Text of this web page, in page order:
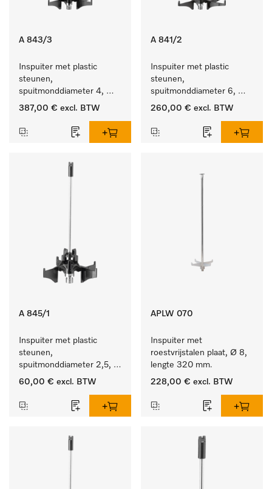
A 843/3
Inspuiter met plastic
steunen,
spuitmonddiameter 4,
lengte 185 mm, 20 stuks
387,00 € excl. BTW
A 841/2
Inspuiter met plastic
steunen,
spuitmonddiameter 6,
lengte 210 mm, 10 stuks
260,00 € excl. BTW
A 845/1
Inspuiter met plastic
steunen,
spuitmonddiameter 2,5,
lengte 125 mm, 5 stuks.
60,00 € excl. BTW
APLW 070
Inspuiter met
roestvrijstalen plaat, Ø 8,
lengte 320 mm.
228,00 € excl. BTW